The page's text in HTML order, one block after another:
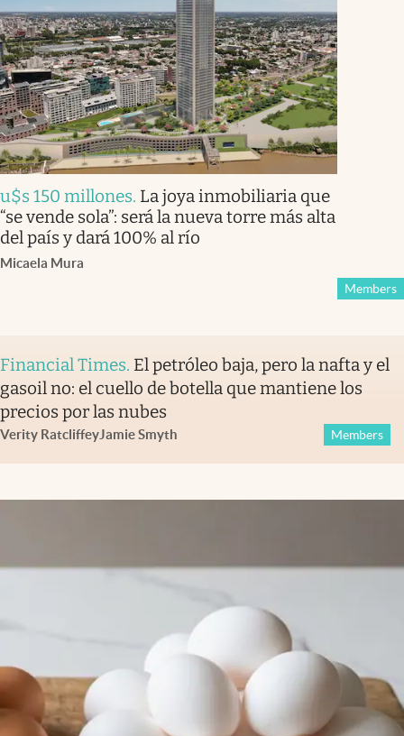
u$s 150 millones. La joya inmobiliaria que
“se vende sola”: será la nueva torre más alta
del país y dará 100% al río
Micaela Mura
Members
Financial Times. El petróleo baja, pero la nafta y el
gasoil no: el cuello de botella que mantiene los
precios por las nubes
Verity RatcliffeyJamie Smyth Members